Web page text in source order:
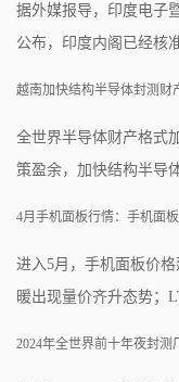
据外媒报导，印度电子
公布，印度内阁已经核
越南加快结构半导体封测财
全世界半导体财产格式
策盈余，加快结构半导
4月手机面板行情：手机面
进入5月，手机面板价
暖出现量价齐升态势；
2024年全世界前十年夜封测